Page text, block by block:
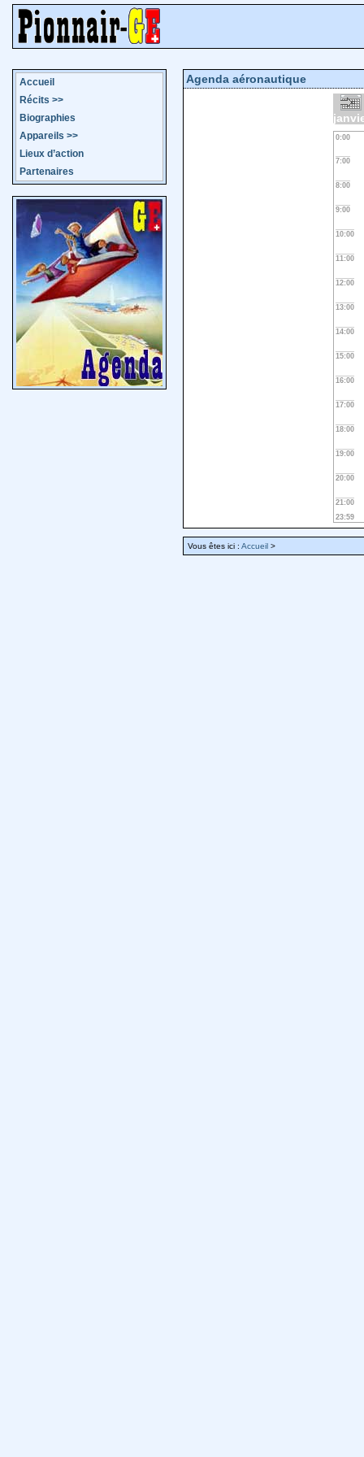
Accueil
Récits >>
Biographies
Appareils >>
Lieux d’action
Partenaires
Agenda aéronautique
0:00
7:00
8:00
9:00
10:00
11:00
12:00
13:00
14:00
15:00
16:00
17:00
18:00
19:00
20:00
21:00
23:59
Vous êtes ici : Accueil >